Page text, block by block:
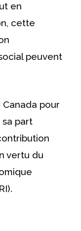
en
cette
peuvent
pour
part
vertu du